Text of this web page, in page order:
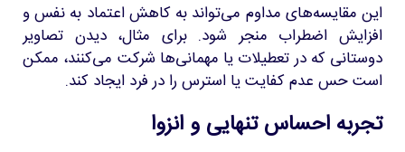
این مقایسه‌های مداوم می‌تواند به کاهش اعتماد به نفس و
افزایش اضطراب منجر شود. برای مثال، دیدن تصاویر
دوستانی که در تعطیلات یا مهمانی‌ها شرکت می‌کنند، ممکن
است حس عدم کفایت یا استرس را در فرد ایجاد کند.
تجربه احساس تنهایی و انزوا